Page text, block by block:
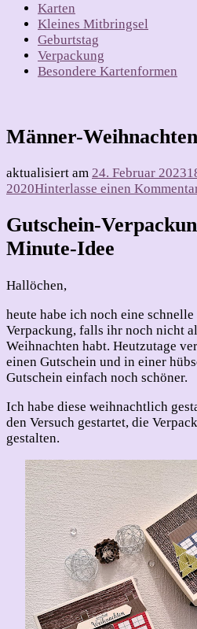
Karten
Kleines Mitbringsel
Geburtstag
Verpackung
Besondere Kartenformen
Männer-Weihnachten
aktualisiert am 24. Februar 2023
2020Hinterlasse einen
Gutschein-
Minute-Idee
Hallöchen,
heute habe ich noch eine
Verpackung, falls ihr noch nicht
Weihnachten habt. Heutzutage
einen Gutschein und in einer
Gutschein einfach noch schöner.
Ich habe diese weihnachtlich
den Versuch gestartet, die
gestalten.